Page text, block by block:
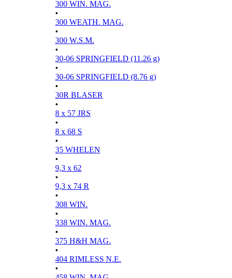
300 WIN. MAG.
•
300 WEATH. MAG.
•
300 W.S.M.
•
30-06 SPRINGFIELD (11.26 g)
•
30-06 SPRINGFIELD (8.76 g)
•
30R BLASER
•
8 x 57 JRS
•
8 x 68 S
•
35 WHELEN
•
9,3 x 62
•
9,3 x 74 R
•
308 WIN.
•
338 WIN. MAG.
•
375 H&H MAG.
•
404 RIMLESS N.E.
•